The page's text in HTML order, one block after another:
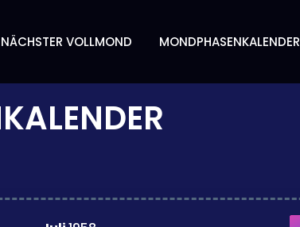
NÄCHSTER VOLLMOND MONDPHASENKALENDER